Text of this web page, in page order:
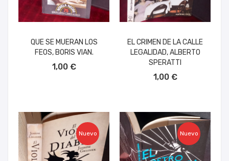
QUE SE MUERAN LOS
FEOS, BORIS VIAN.
1,00 €
EL CRIMEN DE LA CALLE
LEGALIDAD, ALBERTO
SPERATTI
1,00 €
Nuevo Nuevo